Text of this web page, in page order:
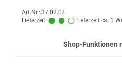
Art.Nr.: 37.02.02
Lieferzeit:
Lieferzeit ca. 1
Shop-Funktionen